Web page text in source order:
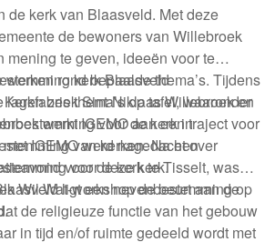
de kerk van Blaasveld. Met deze
de bewoners van Willebroek
mening te geven, ideeën voor te
rond bepaalde thema’s. Tijdens
zes thema’s op tafel, waaronder
voor de kerk in
IGEMO werd nagedacht over
voor deze kerk.
kerk Blaasveld
Sint-Niklaas Willebroek en
werkt IGEMO aan een traject voor
van kerken. Na een
voor de kerk te Tisselt, was
Wil Wat-workshop de beurt aan de
ligt een nevenbestemming op
de religieuze functie van het gebouw
in tijd en/of ruimte gedeeld wordt met